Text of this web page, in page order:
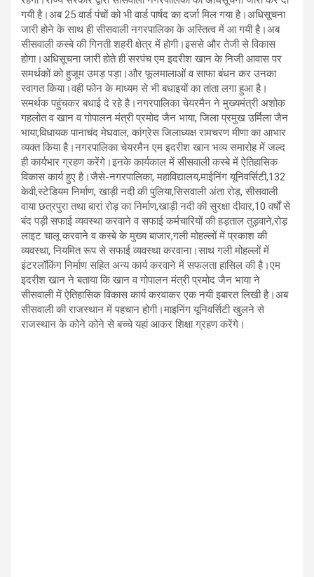
गयी है।अब 25 वार्ड पंचों को भी वार्ड पार्षद का दर्जा मिल गया है।अधिसूचना
जारी होने के साथ ही सीसवाली नगरपालिका के अस्तित्व में आ गयी है।अब
सीसवाली कस्बे की गिनती शहरी क्षेत्र में होगी।इससे और तेजी से विकास
होगा।अधिसूचना जारी होते ही सरपंच एम इदरीश खान के निजी आवास पर
समर्थकों को हुजूम उमड़ पड़ा।और फूलमालाओं व साफा बंधन कर उनका
स्वागत किया।वही फोन के माध्यम से भी बधाइयों का तांता लगा हुआ है।
समर्थक पहुंचकर बधाई दे रहे है।नगरपालिका चेयरमैन ने मुख्यमंत्री अशोक
गहलोत व खान व गोपालन मंत्री प्रमोद जैन भाया, जिला प्रमुख उर्मिला जैन
भाया,विधायक पानाचंद मेघवाल, कांग्रेस जिलाध्यक्ष रामचरण मीणा का आभार
व्यक्त किया है।नगरपालिका चेयरमैन एम इदरीश खान भव्य समारोह में जल्द
ही कार्यभार ग्रहण करेंगे।इनके कार्यकाल में सीसवाली कस्बे में ऐतिहासिक
विकास कार्य हुए है।जैसे-नगरपालिका, महाविद्यालय,माईनिंग यूनिवर्सिटी,132
केवी,स्टेडियम निर्माण, खाड़ी नदी की पुलिया,सिसवाली अंता रोड़, सीसवाली
वाया छत्रपुरा तथा बारां रोड़ का निर्माण,खाड़ी नदी की सुरक्षा दीवार,10 वर्षों से
बंद पड़ी सफाई व्यवस्था करवाने व सफाई कर्मचारियों की हड़ताल तुड़वाने,रोड़
लाइट चालू करवाने व कस्बे के मुख्य बाजार,गली मोहल्लों में प्रकाश की
व्यवस्था, नियमित रूप से सफाई व्यवस्था करवाना।साथ गली मोहल्लों में
इंटरलॉकिंग निर्माण सहित अन्य कार्य करवाने में सफलता हासिल की है।एम
इदरीश खान ने बताया कि खान व गोपालन मंत्री प्रमोद जैन भाया ने
सीसवाली में ऐतिहासिक विकास कार्य करवाकर एक नयी इबारत लिखी है।अब
सीसवाली की राजस्थान में पहचान होगी।माइनिंग यूनिवर्सिटी खुलने से
राजस्थान के कोने कोने से बच्चे यहां आकर शिक्षा ग्रहण करेंगे।